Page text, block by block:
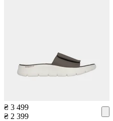
₴ 3 499
₴ 2 399